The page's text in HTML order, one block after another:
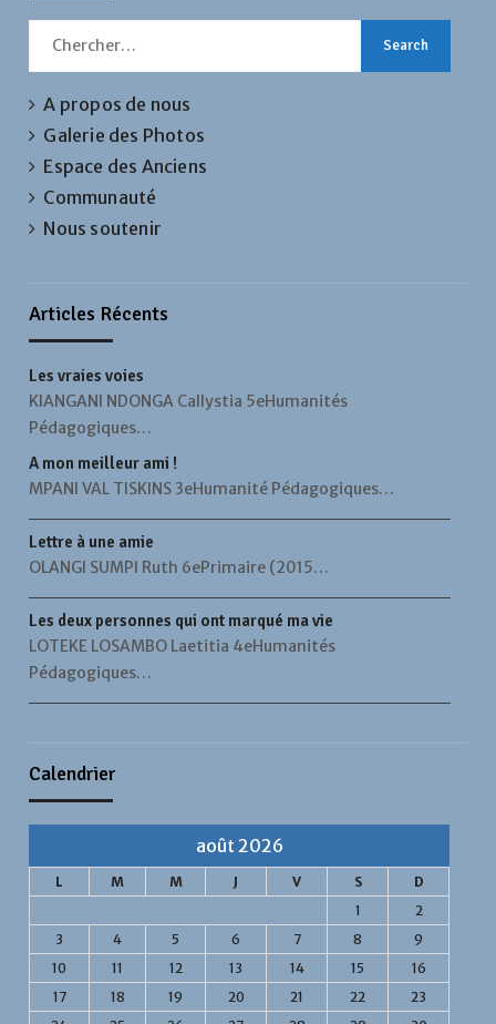
Search
A propos de nous
Galerie des Photos
Espace des Anciens
Communauté
Nous soutenir
Articles Récents
Les vraies voies
KIANGANI NDONGA Callystia 5eHumanités
Pédagogiques…
A mon meilleur ami !
MPANI VAL TISKINS 3eHumanité Pédagogiques…
Lettre à une amie
OLANGI SUMPI Ruth 6ePrimaire (2015…
Les deux personnes qui ont marqué ma vie
LOTEKE LOSAMBO Laetitia 4eHumanités
Pédagogiques…
Calendrier
août 2026
L M M J V S
D
1
2
3
4 5 6 7 8
9
10
11 12 13 14 15
16
17
18 19 20 21 22
23